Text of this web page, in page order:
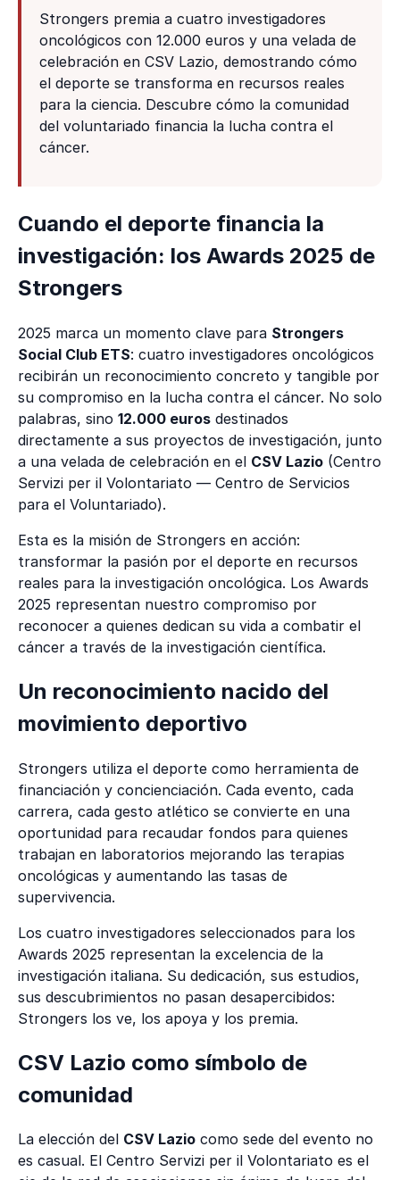
Strongers premia a cuatro investigadores
oncológicos con 12.000 euros y una velada de
celebración en CSV Lazio, demostrando cómo
el deporte se transforma en recursos reales
para la ciencia. Descubre cómo la comunidad
del voluntariado financia la lucha contra el
cáncer.
Cuando el deporte financia la
investigación: los Awards 2025 de
Strongers
2025 marca un momento clave para Strongers
Social Club ETS: cuatro investigadores oncológicos
recibirán un reconocimiento concreto y tangible por
su compromiso en la lucha contra el cáncer. No solo
palabras, sino 12.000 euros destinados
directamente a sus proyectos de investigación, junto
a una velada de celebración en el CSV Lazio (Centro
Servizi per il Volontariato — Centro de Servicios
para el Voluntariado).
Esta es la misión de Strongers en acción:
transformar la pasión por el deporte en recursos
reales para la investigación oncológica. Los Awards
2025 representan nuestro compromiso por
reconocer a quienes dedican su vida a combatir el
cáncer a través de la investigación científica.
Un reconocimiento nacido del
movimiento deportivo
Strongers utiliza el deporte como herramienta de
financiación y concienciación. Cada evento, cada
carrera, cada gesto atlético se convierte en una
oportunidad para recaudar fondos para quienes
trabajan en laboratorios mejorando las terapias
oncológicas y aumentando las tasas de
supervivencia.
Los cuatro investigadores seleccionados para los
Awards 2025 representan la excelencia de la
investigación italiana. Su dedicación, sus estudios,
sus descubrimientos no pasan desapercibidos:
Strongers los ve, los apoya y los premia.
CSV Lazio como símbolo de
comunidad
La elección del CSV Lazio como sede del evento no
es casual. El Centro Servizi per il Volontariato es el